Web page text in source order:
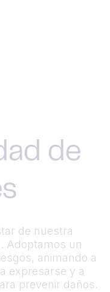
de
de nuestra
Adoptamos un
animando a
expresarse y a
prevenir daños.